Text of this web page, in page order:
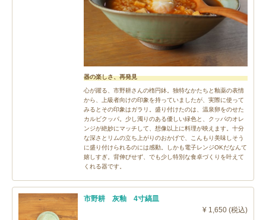
器の楽しさ、再発見
心が躍る、市野耕さんの楕円鉢。独特なかたちと釉薬の表情
から、上級者向けの印象を持っていましたが、実際に使って
みるとその印象はガラリ。盛り付けたのは、温泉卵をのせた
カルビクッパ。少し濁りのある優しい緑色と、クッパのオレ
ンジが絶妙にマッチして、想像以上に料理が映えます。十分
な深さとリムの立ち上がりのおかげで、こんもり美味しそう
に盛り付けられるのには感動。しかも電子レンジOKだなんて
嬉しすぎ。背伸びせず、でも少し特別な食卓づくりを叶えて
くれる器です。
市野耕 灰釉 4寸縞皿
¥ 1,650 (税込)